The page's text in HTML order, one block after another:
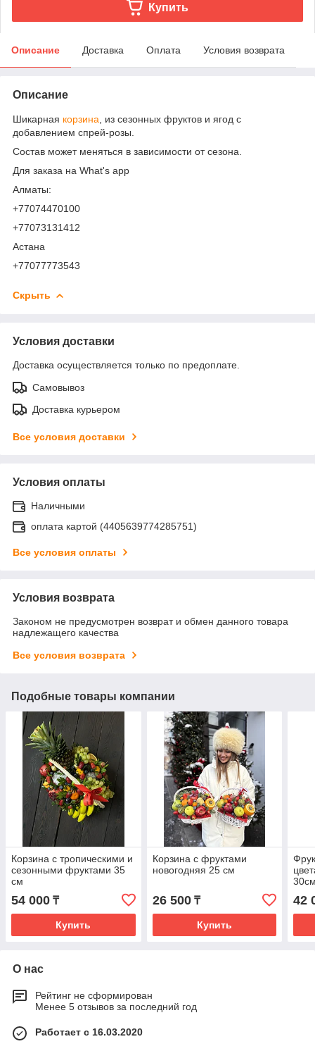
Купить
Описание Доставка Оплата Условия возврата
Описание
Шикарная корзина , из сезонных фруктов и ягод с
добавлением спрей-розы.
Состав может меняться в зависимости от сезона.
Для заказа на What's app
Алматы:
+77074470100
+77073131412
Астана
+77077773543
Скрыть
Условия доставки
Доставка осуществляется только по предоплате.
Самовывоз
Доставка курьером
Все условия доставки
Условия оплаты
Наличными
оплата картой (4405639774285751)
Все условия оплаты
Условия возврата
Законом не предусмотрен возврат и обмен данного товара
надлежащего качества
Все условия возврата
Подобные товары компании
Корзина с тропическими и
сезонными фруктами 35
см
54 000 ₸
Купить
Корзина с фруктами
новогодняя 25 см
26 500₸
Купить
42
О нас
Рейтинг не сформирован
Менее 5 отзывов за последний год
Работает с 16.03.2020